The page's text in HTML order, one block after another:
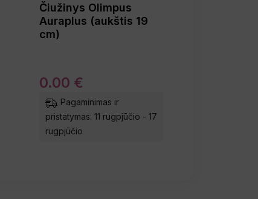
Čiužinys Olimpus
Auraplus (aukštis 19
cm)
0.00 €
Pagaminimas ir
pristatymas: 11 rugpjūčio - 17
rugpjūčio